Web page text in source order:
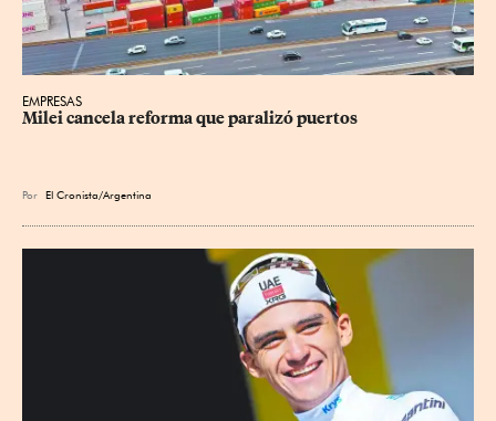
EMPRESAS
Milei cancela reforma que paralizó puertos
Por El Cronista/Argentina